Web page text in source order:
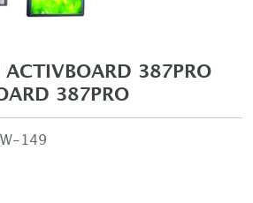
ACTIVBOARD 387PRO
387PRO
149